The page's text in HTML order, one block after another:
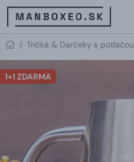
| Tričká & Darčeky s potlačou
1+1 ZDARMA